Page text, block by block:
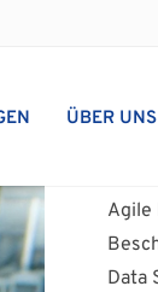
ÜBER UNS
Agile
Data